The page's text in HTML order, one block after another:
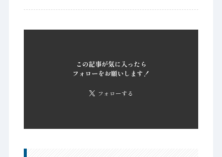
この記事が気に入ったら
フォローをお願いします！
フォローする